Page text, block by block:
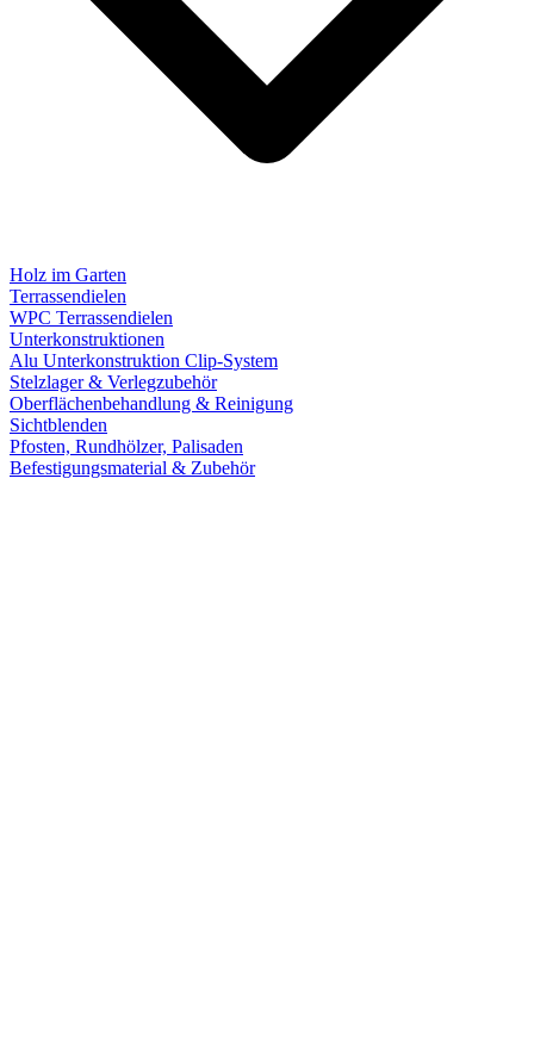
Holz im Garten
Terrassendielen
WPC Terrassendielen
Unterkonstruktionen
Alu Unterkonstruktion Clip-System
Stelzlager & Verlegzubehör
Oberflächenbehandlung & Reinigung
Sichtblenden
Pfosten, Rundhölzer, Palisaden
Befestigungsmaterial & Zubehör